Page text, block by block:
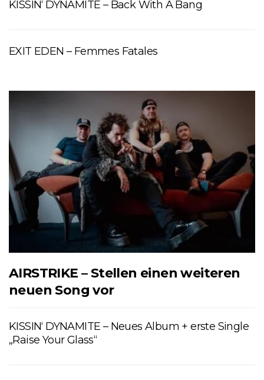
KISSIN‘ DYNAMITE – Back With A Bang
EXIT EDEN – Femmes Fatales
AIRSTRIKE – Stellen einen weiteren
neuen Song vor
KISSIN‘ DYNAMITE – Neues Album + erste Single
„Raise Your Glass“